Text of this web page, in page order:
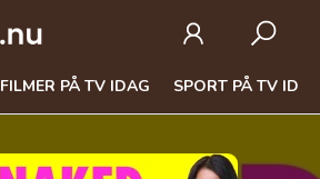
FILMER PÅ TV IDAG SPORT PÅ TV